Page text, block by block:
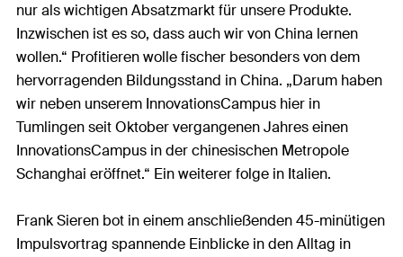
nur als wichtigen Absatzmarkt für unsere Produkte.
Inzwischen ist es so, dass auch wir von China lernen
wollen.“ Profitieren wolle fischer besonders von dem
hervorragenden Bildungsstand in China. „Darum haben
wir neben unserem InnovationsCampus hier in
Tumlingen seit Oktober vergangenen Jahres einen
InnovationsCampus in der chinesischen Metropole
Schanghai eröffnet.“ Ein weiterer folge in Italien.
Frank Sieren bot in einem anschließenden 45-minütigen
Impulsvortrag spannende Einblicke in den Alltag in